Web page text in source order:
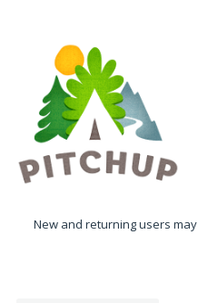
content
New and returning users may